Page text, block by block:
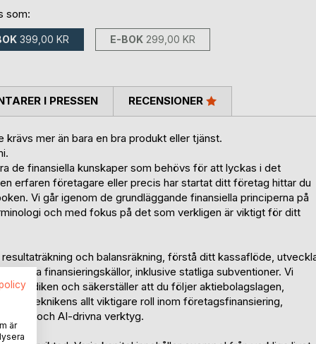
som:
399,00 KR E-BOK 299,00 KR
mer än bara en bra produkt eller tjänst.
de finansiella kunskaper som behövs för att lyckas i det
erfaren företagare eller precis har startat ditt företag hittar du
Vi går igenom de grundläggande finansiella principerna på
och med fokus på det som verkligen är viktigt för ditt
och balansräkning, förstå ditt kassaflöde,
finansieringskällor, inklusive statliga subventioner. Vi
och säkerställer att du följer aktiebolagslagen,
vi teknikens allt viktigare roll inom företagsfinansiering,
och AI-drivna verktyg.
I PRESSEN RECENSIONER
är